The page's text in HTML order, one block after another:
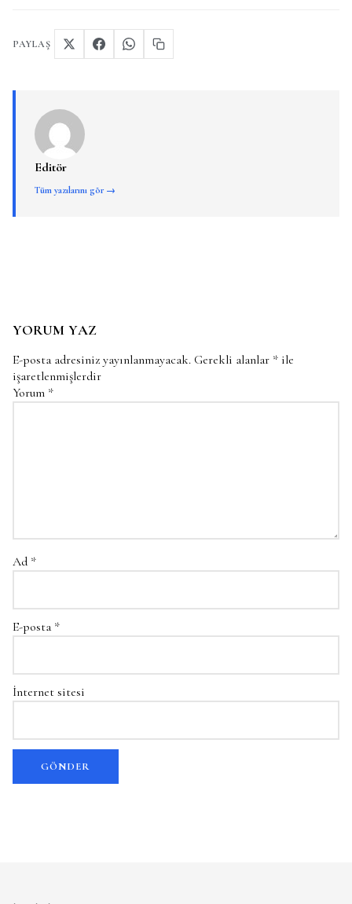
PAYLAŞ
Editör
Tüm yazılarını gör →
YORUM YAZ
E-posta adresiniz yayınlanmayacak. Gerekli alanlar * ile
işaretlenmişlerdir
Yorum *
Ad *
E-posta *
İnternet sitesi